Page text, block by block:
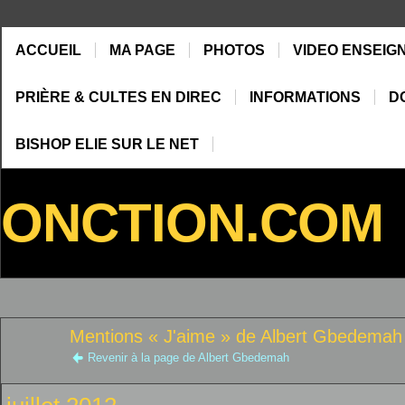
ACCUEIL MA PAGE PHOTOS VIDEO
PRIÈRE & CULTES EN DIREC INFORMATIONS
BISHOP ELIE SUR LE NET
ONCTION.COM
Mentions « J'aime » de Albert Gbedemah
Revenir à la page de Albert Gbedemah